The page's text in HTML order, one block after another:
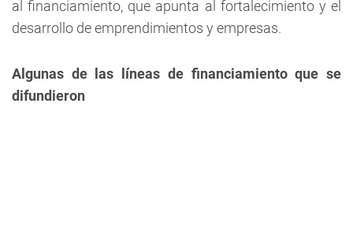
al financiamiento, que apunta al fortalecimiento y el
desarrollo de emprendimientos y empresas.
Algunas de las líneas de financiamiento que se
difundieron